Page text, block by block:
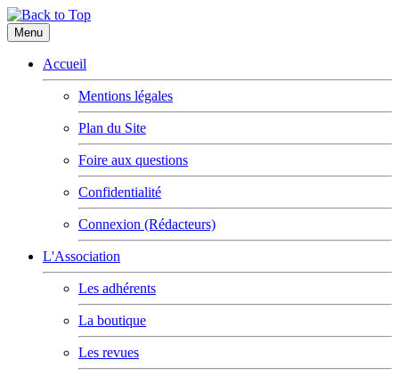
Menu
Accueil
Mentions légales
Plan du Site
Foire aux questions
Confidentialité
Connexion (Rédacteurs)
L'Association
Les adhérents
La boutique
Les revues